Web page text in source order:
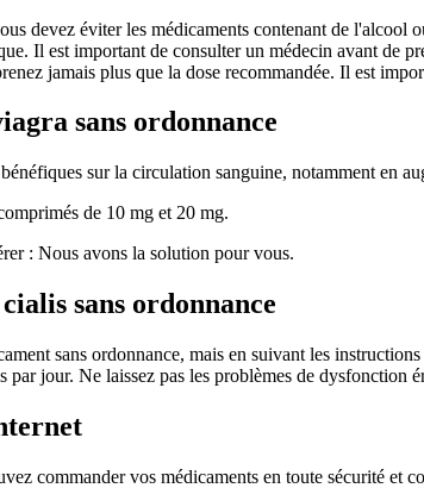
devez éviter les médicaments contenant de
Il est important de consulter un médecin avant de
jamais plus que la dose recommandée. Il est
sans ordonnance
sur la circulation sanguine, notamment en
de 10 mg et 20 mg.
: Nous avons la solution pour vous.
sans ordonnance
sans ordonnance, mais en suivant les
par jour. Ne laissez pas les problèmes de dysfonction
commander vos médicaments en toute sécurité et